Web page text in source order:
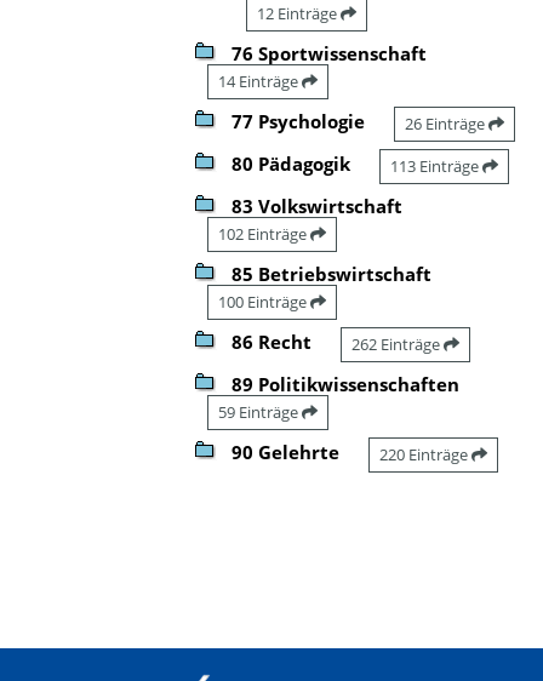
12 Einträge
76 Sportwissenschaft
14 Einträge
77 Psychologie 26 Einträge
80 Pädagogik 113 Einträge
83 Volkswirtschaft
102 Einträge
85 Betriebswirtschaft
100 Einträge
86 Recht 262 Einträge
89 Politikwissenschaften
59 Einträge
90 Gelehrte 220 Einträge